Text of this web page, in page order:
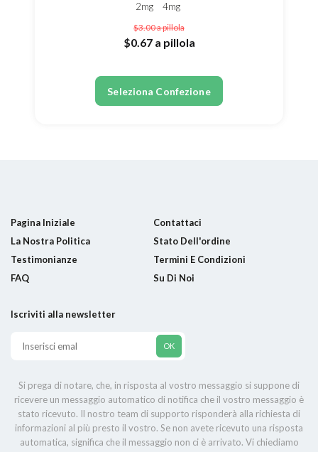
2mg
4mg
$3.00a pillola
$0.67 a pillola
Seleziona Confezione
Pagina Iniziale
Contattaci
La Nostra Politica
Stato Dell'ordine
Testimonianze
Termini E Condizioni
FAQ
Su Di Noi
Iscriviti alla newsletter
Si prega di notare, che, in risposta al vostro messaggio si suppone di
ricevere un messaggio automatico di notifica che il vostro messaggio è
stato ricevuto. Il nostro team di supporto risponderà alla richiesta di
informazioni al più presto il vostro. Se non avete ricevuto una risposta
automatica, significa che il messaggio non ci è arrivato. Vi chiediamo